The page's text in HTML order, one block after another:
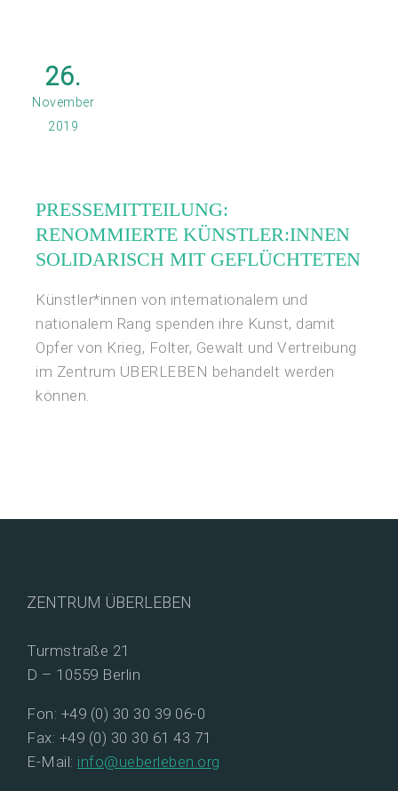
26.
November
2019
PRESSEMITTEILUNG:
RENOMMIERTE KÜNSTLER:INNEN
SOLIDARISCH MIT GEFLÜCHTETEN
Künstler*innen von internationalem und
nationalem Rang spenden ihre Kunst, damit
Opfer von Krieg, Folter, Gewalt und Vertreibung
im Zentrum ÜBERLEBEN behandelt werden
können.
ZENTRUM ÜBERLEBEN
Turmstraße 21
D – 10559 Berlin
Fon: +49 (0) 30 30 39 06-0
Fax: +49 (0) 30 30 61 43 71
E-Mail: info@ueberleben.org